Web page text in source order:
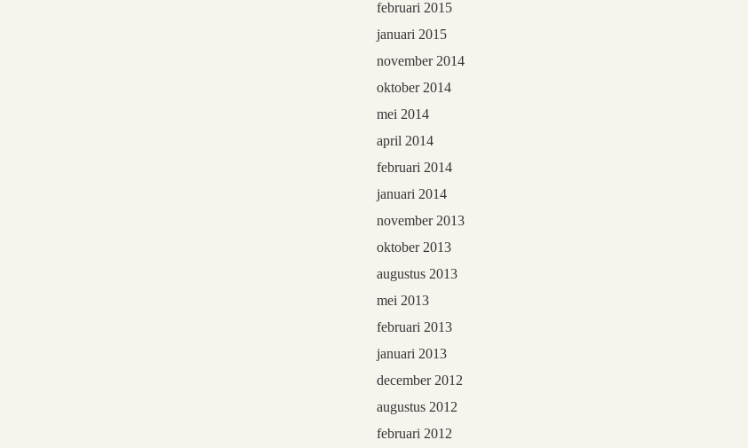
februari 2015
januari 2015
november 2014
oktober 2014
mei 2014
april 2014
februari 2014
januari 2014
november 2013
oktober 2013
augustus 2013
mei 2013
februari 2013
januari 2013
december 2012
augustus 2012
februari 2012